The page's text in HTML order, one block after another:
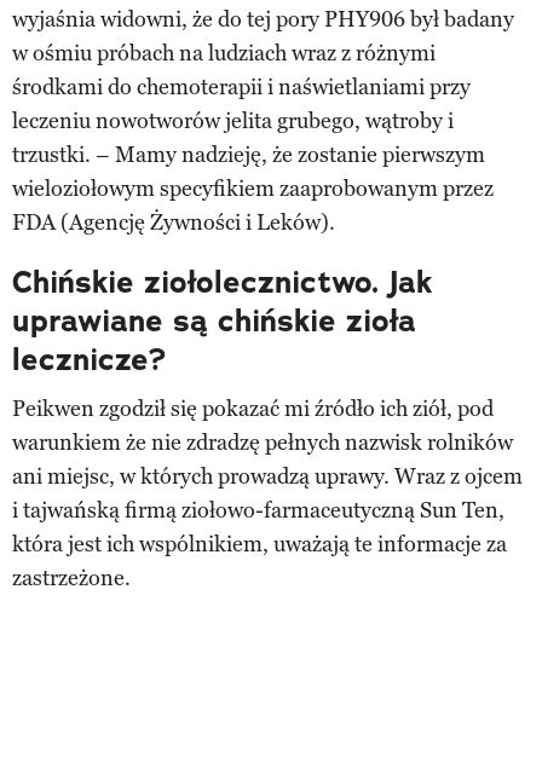
wyjaśnia widowni, że do tej pory PHY906 był badany
w ośmiu próbach na ludziach wraz z różnymi
środkami do chemoterapii i naświetlaniami przy
leczeniu nowotworów jelita grubego, wątroby i
trzustki. – Mamy nadzieję, że zostanie pierwszym
wieloziołowym specyfikiem zaaprobowanym przez
FDA (Agencję Żywności i Leków).
Chińskie ziołolecznictwo. Jak
uprawiane są chińskie zioła
lecznicze?
Peikwen zgodził się pokazać mi źródło ich ziół, pod
warunkiem że nie zdradzę pełnych nazwisk rolników
ani miejsc, w których prowadzą uprawy. Wraz z ojcem
i tajwańską firmą ziołowo-farmaceutyczną Sun Ten,
która jest ich wspólnikiem, uważają te informacje za
zastrzeżone.